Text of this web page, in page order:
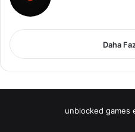
Daha
unblocked games